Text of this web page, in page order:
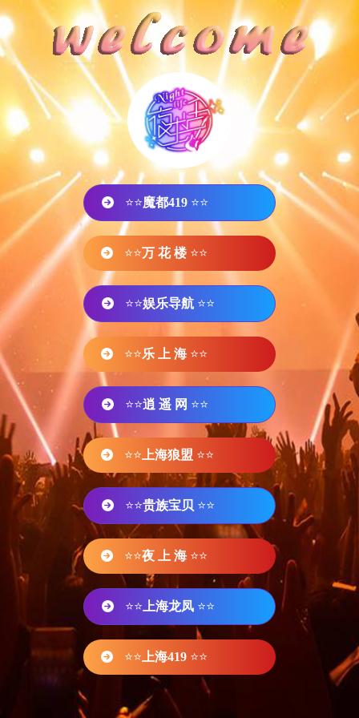
⭐⭐魔都419 ⭐⭐
⭐⭐万 花 楼 ⭐⭐
⭐⭐娱乐导航 ⭐⭐
⭐⭐乐 上 海 ⭐⭐
⭐⭐逍 遥 网 ⭐⭐
⭐⭐ 上海狼盟 ⭐⭐
⭐⭐贵族宝贝 ⭐⭐
⭐⭐夜 上 海 ⭐⭐
⭐⭐ 上海龙凤 ⭐⭐
⭐⭐ 上海419 ⭐⭐